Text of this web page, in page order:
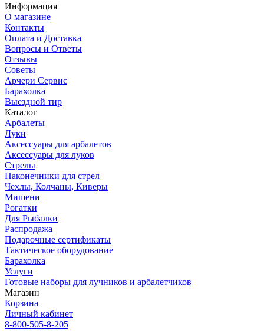
Информация
О магазине
Контакты
Оплата и Доставка
Вопросы и Ответы
Отзывы
Советы
Арчери Сервис
Барахолка
Выездной тир
Каталог
Арбалеты
Луки
Аксессуары для арбалетов
Аксессуары для луков
Стрелы
Наконечники для стрел
Чехлы, Колчаны, Киверы
Мишени
Рогатки
Для Рыбалки
Распродажа
Подарочные сертификаты
Тактическое оборудование
Барахолка
Услуги
Готовые наборы для лучников и арбалетчиков
Магазин
Корзина
Личный кабинет
8-800-505-8-205